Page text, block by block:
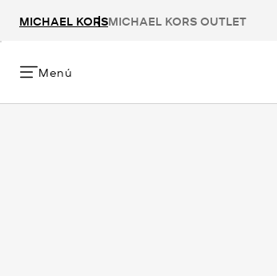
MICHAEL KORSMICHAEL KORS OUTLET
Menú